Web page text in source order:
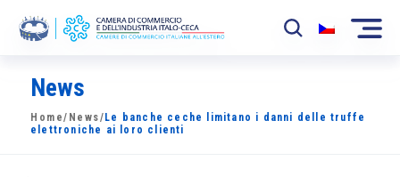
La Camera
News
News
Home/ News/ Le banche ceche limitano i danni delle truffe
elettroniche ai loro clienti